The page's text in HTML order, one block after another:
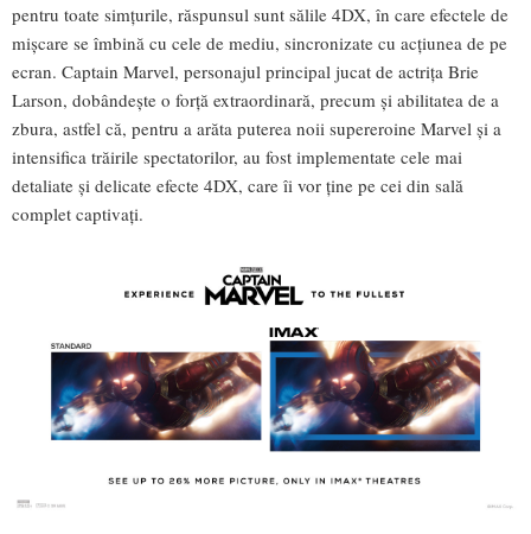
pentru toate simțurile, răspunsul sunt sălile 4DX, în care efectele de
mișcare se îmbină cu cele de mediu, sincronizate cu acțiunea de pe
ecran. Captain Marvel, personajul principal jucat de actrița Brie
Larson, dobândește o forță extraordinară, precum și abilitatea de a
zbura, astfel că, pentru a arăta puterea noii supereroine Marvel și a
intensifica trăirile spectatorilor, au fost implementate cele mai
detaliate și delicate efecte 4DX, care îi vor ține pe cei din sală
complet captivați.